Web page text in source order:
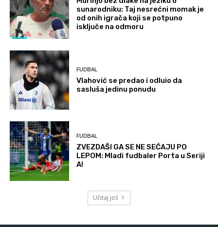
sunarodniku: Taj nesrećni momak je
od onih igrača koji se potpuno
isključe na odmoru
FUDBAL
Vlahović se predao i odluio da
sasluša jedinu ponudu
FUDBAL
ZVEZDAŠI GA SE NE SEĆAJU PO
LEPOM: Mladi fudbaler Porta u Seriji
A!
Učitaj još